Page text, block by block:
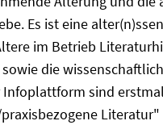
Es ist eine
im Betrieb
die
Infoplattform sind